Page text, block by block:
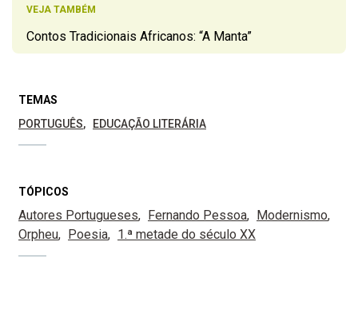
VEJA TAMBÉM
Contos Tradicionais Africanos: “A Manta”
TEMAS
PORTUGUÊS
EDUCAÇÃO LITERÁRIA
TÓPICOS
Autores Portugueses Fernando Pessoa
Modernismo
Orpheu
Poesia 1.ª metade do século XX